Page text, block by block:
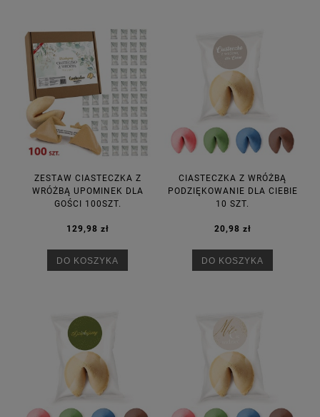
ZESTAW CIASTECZKA Z
WRÓŻBĄ UPOMINEK DLA
GOŚCI 100SZT.
129,98 zł
DO KOSZYKA
CIASTECZKA Z WRÓŻBĄ
PODZIĘKOWANIE DLA CIEBIE
10 SZT.
20,98 zł
DO KOSZYKA